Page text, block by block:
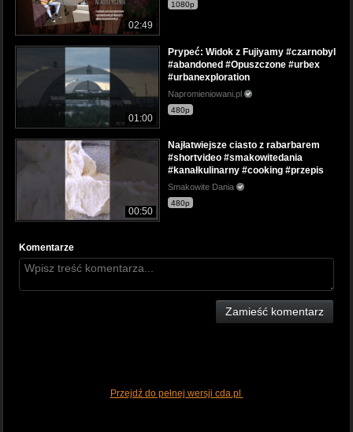
02:49
1080p
01:00
Prypeć: Widok z Fujiyamy #czarnobyl
#abandoned #Opuszczone #urbex
#urbanexploration
Napromieniowani.pl
480p
00:50
Najłatwiejsze ciasto z rabarbarem
#shortvideo #smakowitedania
#kanałkulinarny #cooking #przepis
Smakowite Dania
480p
Komentarze
Zamieść komentarz
Przejdź do pełnej wersji cda.pl